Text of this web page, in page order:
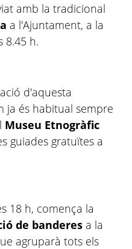
amb la tradicional
a l'Ajuntament, a la
8.45 h.
d'aquesta
ja és habitual sempre
Museu Etnogràfic
guiades gratuïtes a
18 h, comença la
de banderes a la
agruparà tots els